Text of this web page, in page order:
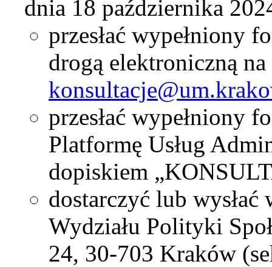
dnia 18 października
przesłać wypełniony
drogą elektroniczną
przesłać wypełniony
Platformę Usług
dopiskiem
dostarczyć lub
Wydziału Polityki
24, 30-703 Kraków